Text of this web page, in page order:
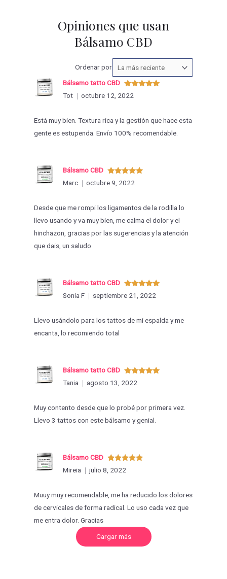
Opiniones que usan
Bálsamo CBD
Ordenar porOrdenar
las
Valorado
con
Bálsamo tatto CBD
Tot
octubre 12, 2022
Está muy bien. Textura rica y la gestión que hace esta
gente es estupenda. Envío 100% recomendable.
Valorado
con5de 5
Bálsamo CBD
Marc
octubre 9, 2022
Desde que me rompi los ligamentos de la rodilla lo
llevo usando y va muy bien, me calma el dolor y el
hinchazon, gracias por las sugerencias y la atención
que dais, un saludo
Valorado
con 5de 5
Bálsamo tatto CBD
Sonia F
septiembre 21, 2022
Llevo usándolo para los tattos de mi espalda y me
encanta, lo recomiendo total
Valorado
con
Bálsamo tatto CBD
Tania
agosto 13, 2022
Muy contento desde que lo probé por primera vez.
Llevo 3 tattos con este bálsamo y genial.
Valorado
con5de 5
Bálsamo CBD
Mireia
julio 8, 2022
Muuy muy recomendable, me ha reducido los dolores
de cervicales de forma radical. Lo uso cada vez que
me entra dolor. Gracias
Cargar másC
r